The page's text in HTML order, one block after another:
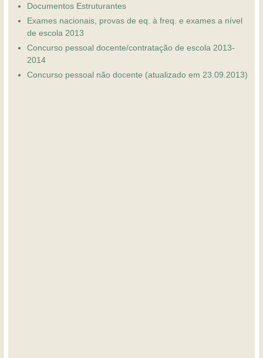
Documentos Estruturantes
Exames nacionais, provas de eq. à freq. e exames a nível
de escola 2013
Concurso pessoal docente/contratação de escola 2013-
2014
Concurso pessoal não docente (atualizado em 23.09.2013)